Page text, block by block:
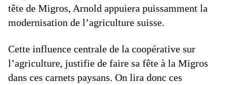
tête de Migros, Arnold appuiera puissamment la
modernisation de l’agriculture suisse.
Cette influence centrale de la coopérative sur
l’agriculture, justifie de faire sa fête à la Migros
dans ces carnets paysans. On lira donc ces